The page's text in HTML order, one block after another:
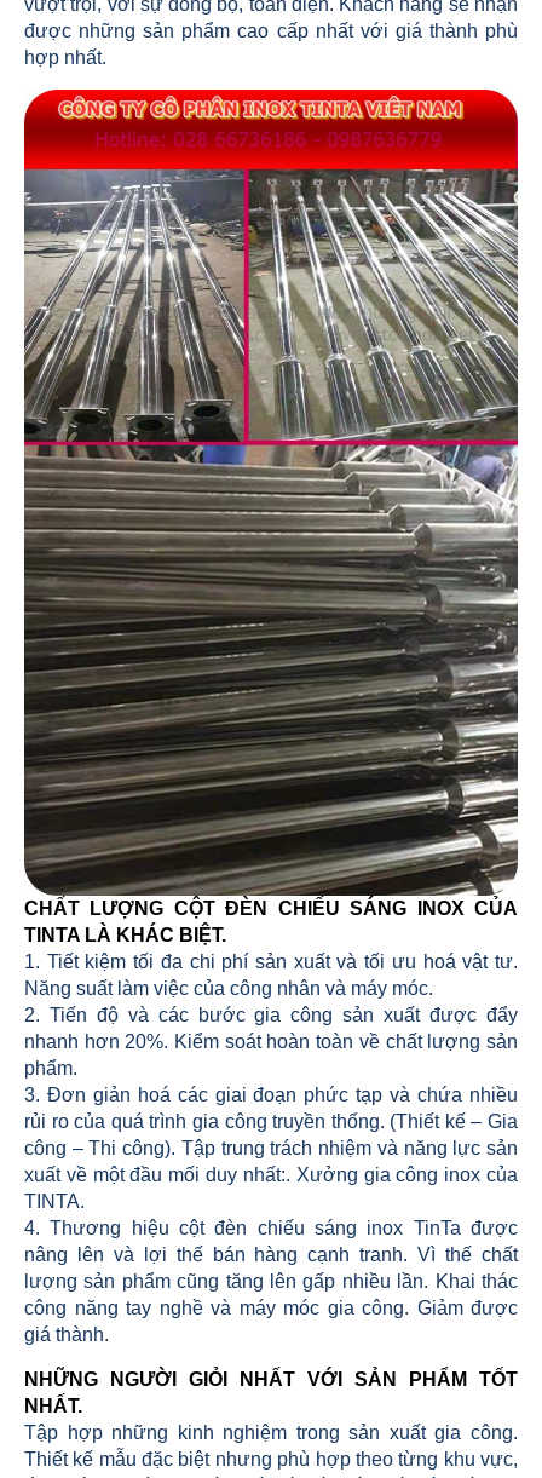
vượt trội, với sự đồng bộ, toàn diện. Khách hàng sẽ nhận
được những sản phẩm cao cấp nhất với giá thành phù
hợp nhất.
CHẤT LƯỢNG CỘT ĐÈN CHIẾU SÁNG INOX CỦA
TINTA LÀ KHÁC BIỆT.
1. Tiết kiệm tối đa chi phí sản xuất và tối ưu hoá vật tư.
Năng suất làm việc của công nhân và máy móc.
2. Tiến độ và các bước gia công sản xuất được đẩy
nhanh hơn 20%. Kiểm soát hoàn toàn về chất lượng sản
phẩm.
3. Đơn giản hoá các giai đoạn phức tạp và chứa nhiều
rủi ro của quá trình gia công truyền thống. (Thiết kế – Gia
công – Thi công). Tập trung trách nhiệm và năng lực sản
xuất về một đầu mối duy nhất:. Xưởng gia công inox của
TINTA.
4. Thương hiệu cột đèn chiếu sáng inox TinTa được
nâng lên và lợi thế bán hàng cạnh tranh. Vì thế chất
lượng sản phẩm cũng tăng lên gấp nhiều lần. Khai thác
công năng tay nghề và máy móc gia công. Giảm được
giá thành.
NHỮNG NGƯỜI GIỎI NHẤT VỚI SẢN PHẨM TỐT
NHẤT.
Tập hợp những kinh nghiệm trong sản xuất gia công.
Thiết kế mẫu đặc biệt nhưng phù hợp theo từng khu vực,